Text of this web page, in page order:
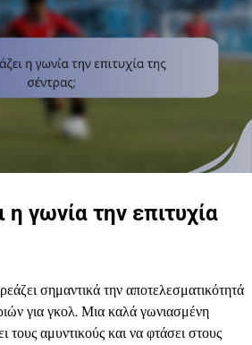
γωνία την επιτυχία
σημαντικά την αποτελεσματικότητά
για γκολ. Μια καλά γωνιασμένη
τους αμυντικούς και να φτάσει στους